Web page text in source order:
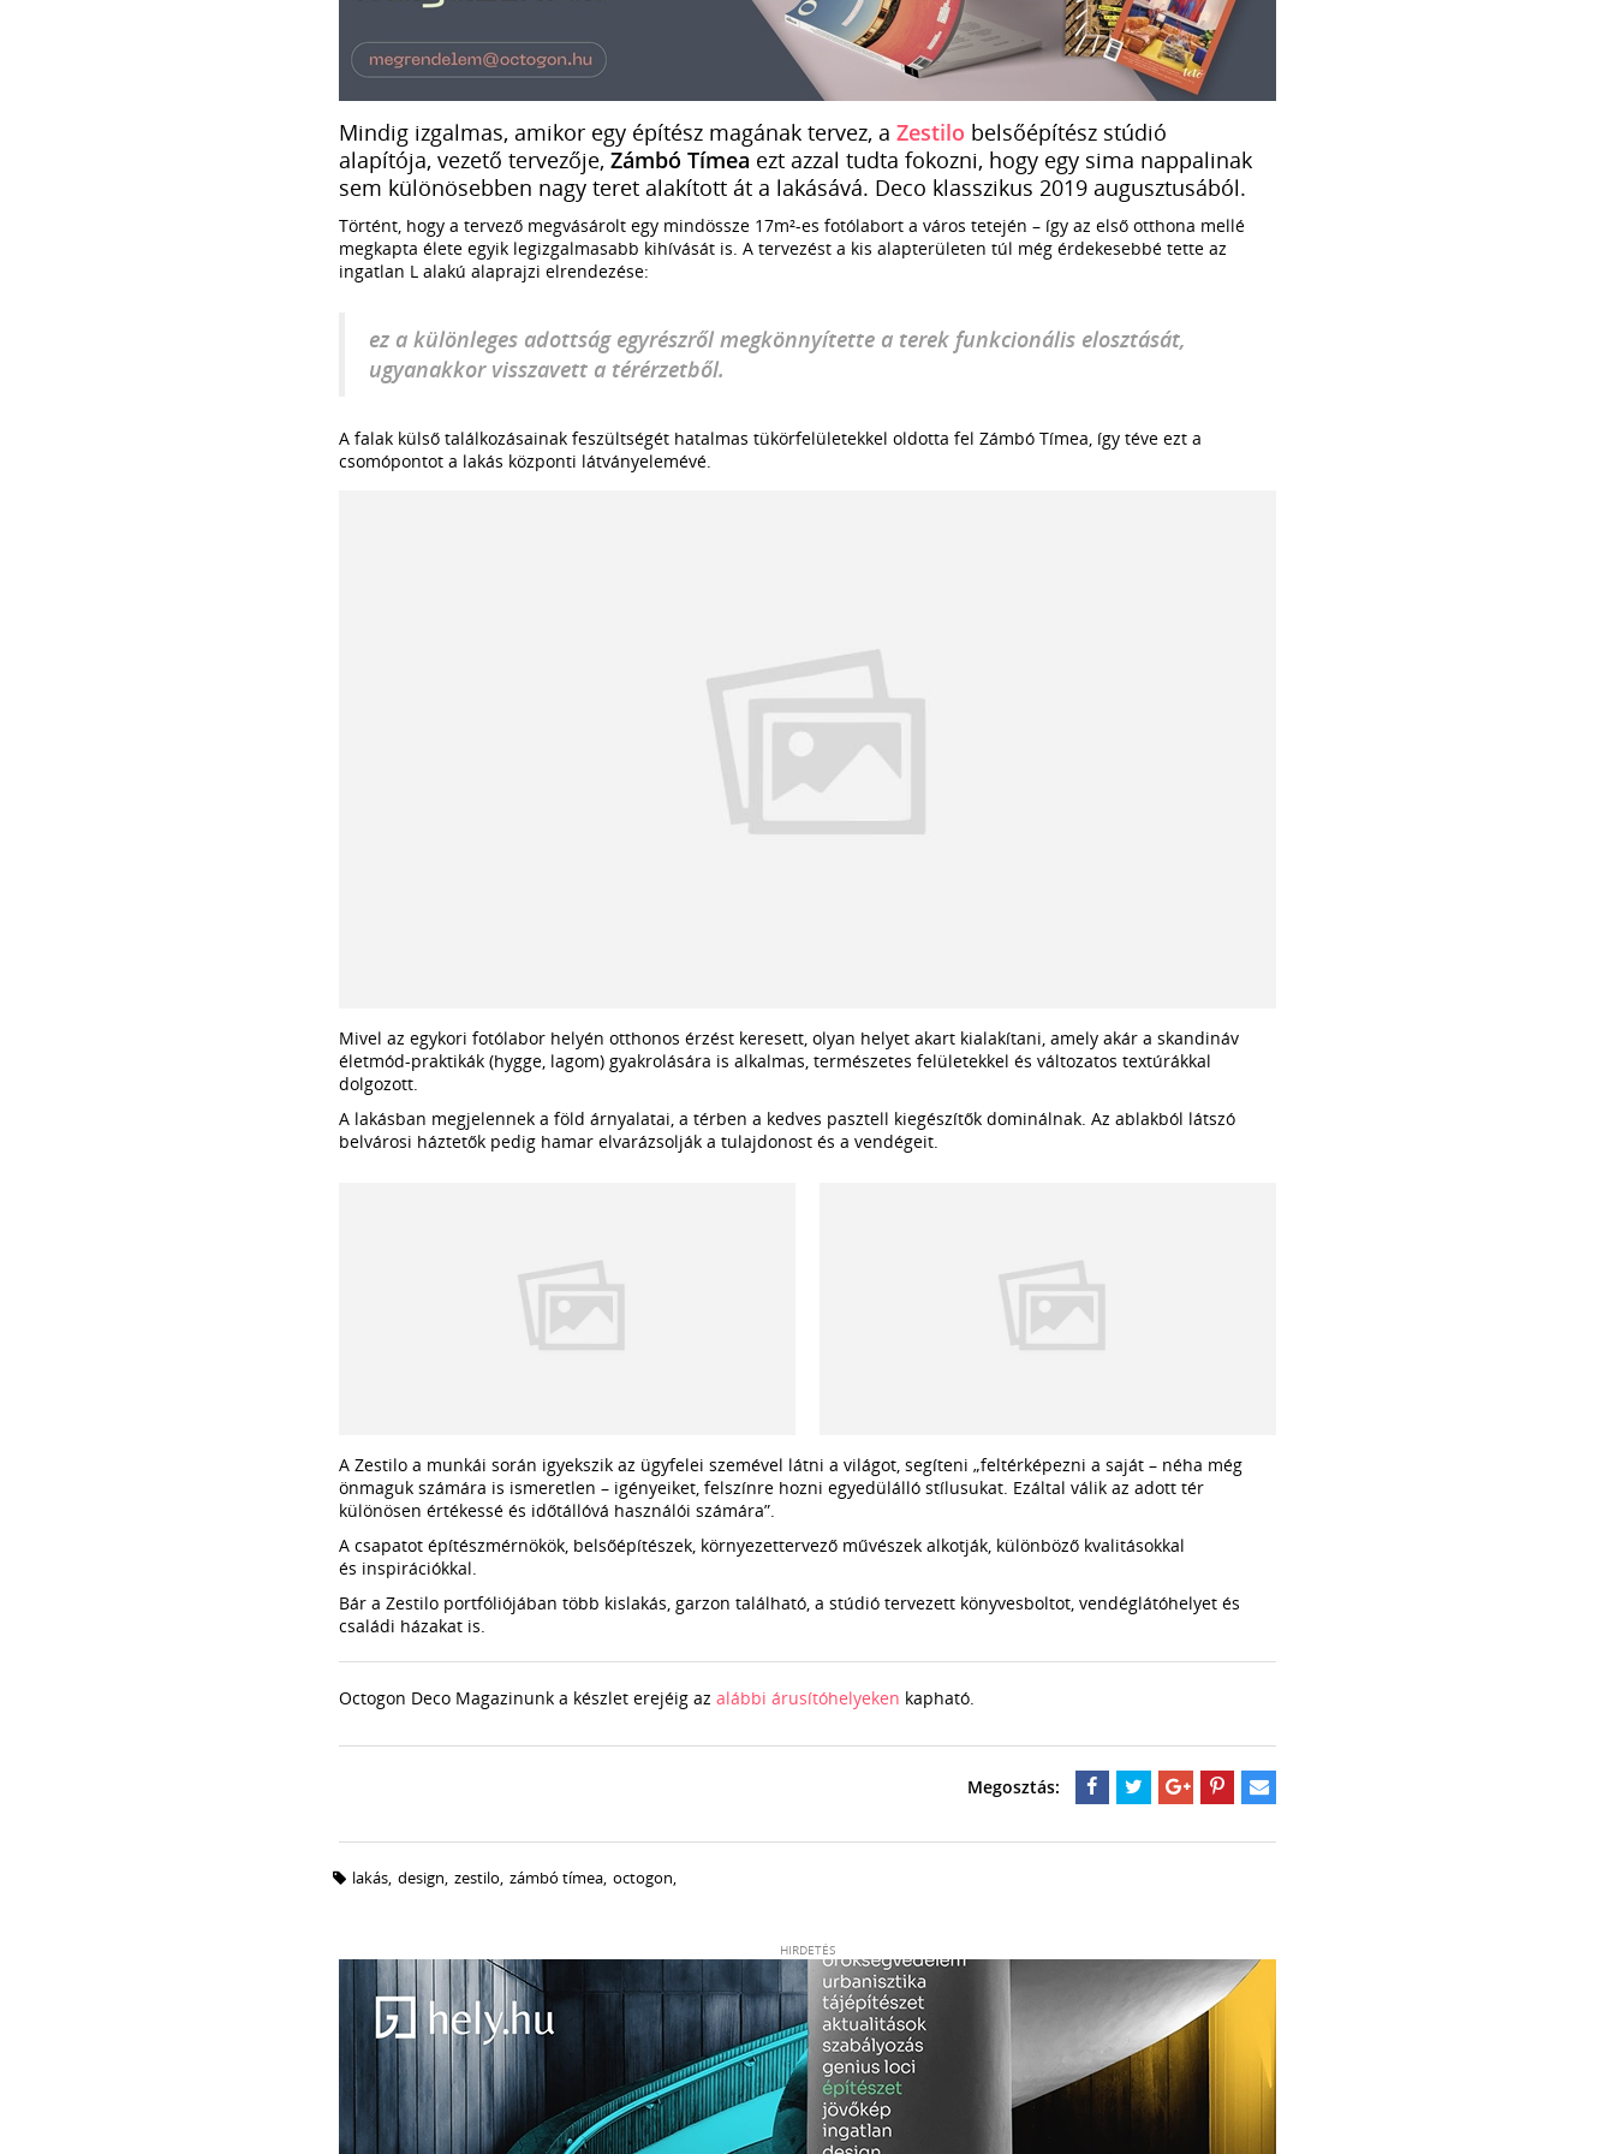
Mindig izgalmas, amikor egy építész magának tervez, a Zestilo belsőépítész stúdió
alapítója, vezető tervezője, Zámbó Tímea ezt azzal tudta fokozni, hogy egy sima nappalinak
sem különösebben nagy teret alakított át a lakásává. Deco klasszikus 2019 augusztusából.
Történt, hogy a tervező megvásárolt egy mindössze 17m²-es fotólabort a város tetején – így az első otthona mellé
megkapta élete egyik legizgalmasabb kihívását is. A tervezést a kis alapterületen túl még érdekesebbé tette az
ingatlan L alakú alaprajzi elrendezése:
ez a különleges adottság egyrészről megkönnyítette a terek funkcionális elosztását,
ugyanakkor visszavett a térérzetből.
A falak külső találkozásainak feszültségét hatalmas tükörfelületekkel oldotta fel Zámbó Tímea, így téve ezt a
csomópontot a lakás központi látványelemévé.
Mivel az egykori fotólabor helyén otthonos érzést keresett, olyan helyet akart kialakítani, amely akár a skandináv
életmód-praktikák (hygge, lagom) gyakrolására is alkalmas, természetes felületekkel és változatos textúrákkal
dolgozott.
A lakásban megjelennek a föld árnyalatai, a térben a kedves pasztell kiegészítők dominálnak. Az ablakból látszó
belvárosi háztetők pedig hamar elvarázsolják a tulajdonost és a vendégeit.
A Zestilo a munkái során igyekszik az ügyfelei szemével látni a világot, segíteni „feltérképezni a saját – néha még
önmaguk számára is ismeretlen – igényeiket, felszínre hozni egyedülálló stílusukat. Ezáltal válik az adott tér
különösen értékessé és időtállóvá használói számára”.
A csapatot építészmérnökök, belsőépítészek, környezettervező művészek alkotják, különböző kvalitásokkal
és inspirációkkal.
Bár a Zestilo portfóliójában több kislakás, garzon található, a stúdió tervezett könyvesboltot, vendéglátóhelyet és
családi házakat is.
Octogon Deco Magazinunk a készlet erejéig az alábbi árusítóhelyeken kapható.
lakás, design, zestilo, zámbó tímea, octogon,
HIRDETÉS